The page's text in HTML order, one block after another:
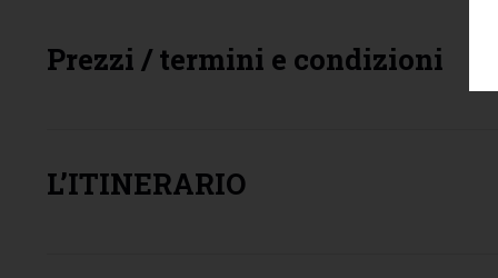
Prezzi / termini e condizioni
L’ITINERARIO